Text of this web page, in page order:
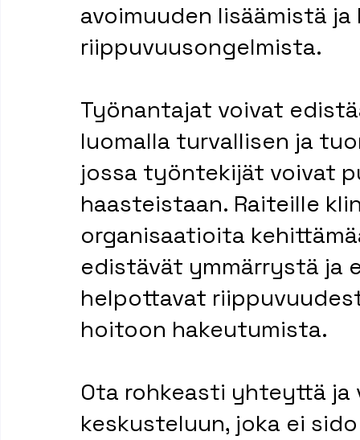
avoimuuden lisäämistä
riippuvuusongelmista.
Työnantajat voivat
luomalla turvallisen ja
jossa työntekijät voivat
haasteistaan. Raiteille
organisaatioita
edistävät ymmärrystä ja
helpottavat
hoitoon hakeutumista.
Ota rohkeasti yhteyttä ja
keskusteluun, joka ei